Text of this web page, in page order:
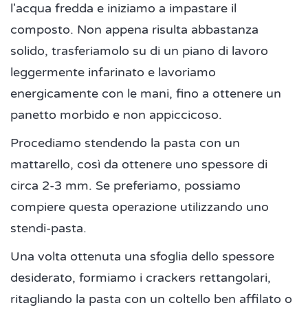
l'acqua fredda e iniziamo a impastare il
composto. Non appena risulta abbastanza
solido, trasferiamolo su di un piano di lavoro
leggermente infarinato e lavoriamo
energicamente con le mani, fino a ottenere un
panetto morbido e non appiccicoso.
Procediamo stendendo la pasta con un
mattarello, così da ottenere uno spessore di
circa 2-3 mm. Se preferiamo, possiamo
compiere questa operazione utilizzando uno
stendi-pasta.
Una volta ottenuta una sfoglia dello spessore
desiderato, formiamo i crackers rettangolari,
ritagliando la pasta con un coltello ben affilato o